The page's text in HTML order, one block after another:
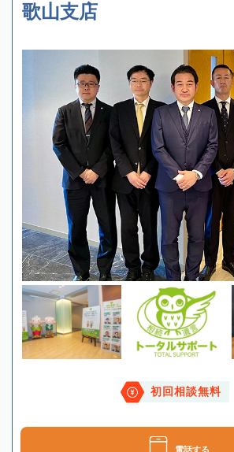
歌山支店
初回相談無料
電話する